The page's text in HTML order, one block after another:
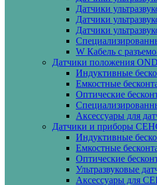
Датчики
Датчики
Датчики
W Кабель с
Датчики положения
Индуктивные
Емкостные
Оптические
Аксессуары для
Датчики и приборы
Индуктивные
Емкостные
Оптические
Ультразвуковые
Аксессуары для